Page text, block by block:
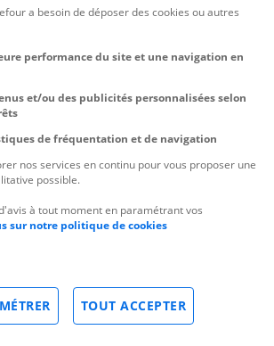
a besoin de déposer des cookies ou autres
performance du site et une navigation en
et/ou des publicités personnalisées selon
de fréquentation et de navigation
nos services en continu pour vous proposer une
possible.
à tout moment en paramétrant vos
sur notre politique de cookies
TOUT ACCEPTER